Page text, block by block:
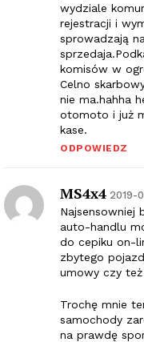
wydziale
rejestracji i
sprowadzają
komisów w
Celno
nie ma.hahha
otomoto i już
kase.
ODPOWIEDZ
MS4x4 2019-
Najsensowniej
auto-handlu
do cepiku on-
zbytego
umowy czy też
Trochę mnie
samochody
na prawdę